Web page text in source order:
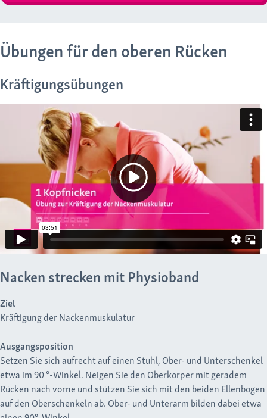
Übungen für den oberen Rücken
Kräftigungsübungen
Nacken strecken mit Physioband
Ziel
Kräftigung der Nackenmuskulatur
Ausgangsposition
Setzen Sie sich aufrecht auf einen Stuhl, Ober- und Unterschenkel
etwa im 90 °-Winkel. Neigen Sie den Oberkörper mit geradem
Rücken nach vorne und stützen Sie sich mit den beiden Ellenbogen
auf den Oberschenkeln ab. Ober- und Unterarm bilden dabei etwa